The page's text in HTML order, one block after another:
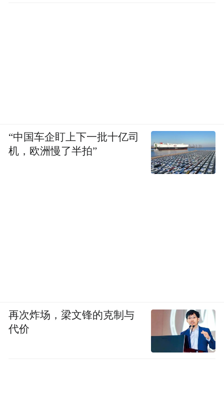
“中国车企盯上下一批十亿司
机，欧洲慢了半拍”
再次炸场，梁文锋的克制与
代价